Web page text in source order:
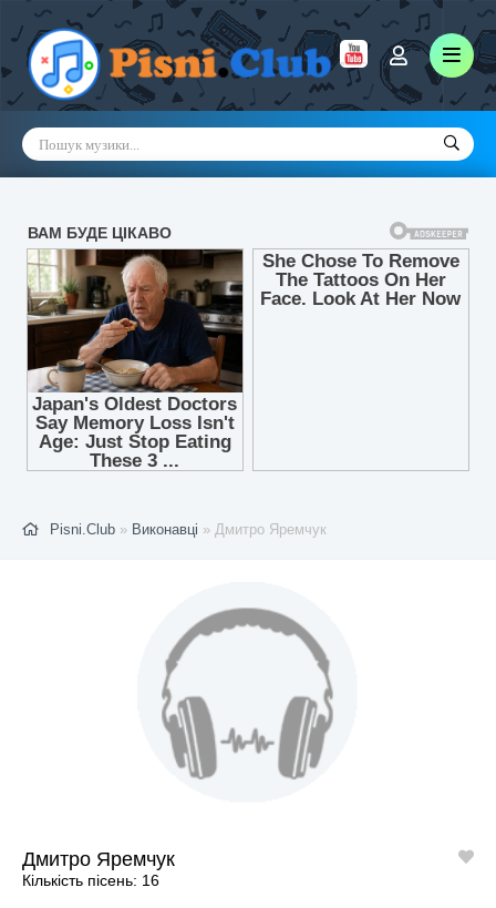
Pisni.Club » Виконавці » Дмитро Яремчук
Дмитро Яремчук
Кількість пісень: 16